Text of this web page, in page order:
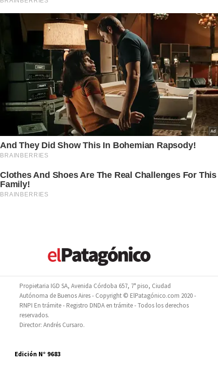
Propietaria IGD SA, Avenida Córdoba 657, 7° piso, Ciudad
Autónoma de Buenos Aires - Copyright © ElPatagónico.com 2020 -
RNPI En trámite - Registro DNDA en trámite - Todos los derechos
reservados.
Director: Andrés Cursaro.
Edición N° 9683